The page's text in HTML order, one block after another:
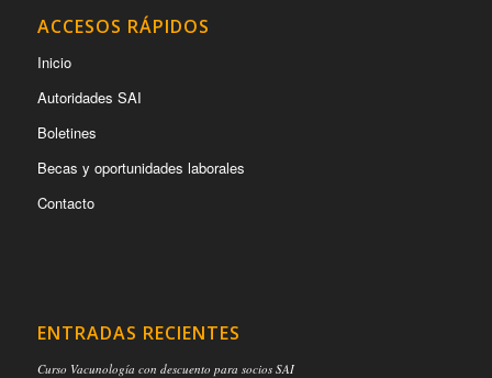
ACCESOS RÁPIDOS
Inicio
Autoridades SAI
Boletines
Becas y oportunidades laborales
Contacto
ENTRADAS RECIENTES
Curso Vacunología con descuento para socios SAI